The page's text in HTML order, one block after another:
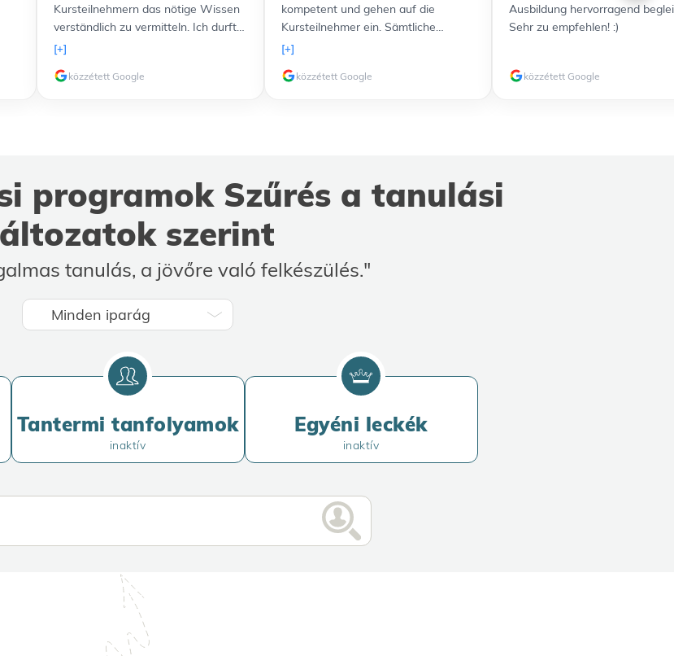
Kursteilnehmern das nötige Wissen
verständlich zu vermitteln. Ich durfte
sogar freundlicherweise einen Kurs
nachdem etwas problematische und
extremen Spaß macht!
[+]
közzétett Google
kompetent und gehen auf die
Kursteilnehmer ein. Sämtliche
Lernunterlagen wurden übersichtlich
Verfügung gestellt. Durch die
Ausbildungen gerne wieder bei Euch
buchen und weiterempfehlen!
[+]
közzétett Google
Ausbildung hervorragend
Sehr zu empfehlen! :)
közzétett Google
programok Szűrés a tanulási
szerint
tanulás, a jövőre való felkészülés."
Tantermi tanfolyamok
inaktív
Egyéni leckék
inaktív